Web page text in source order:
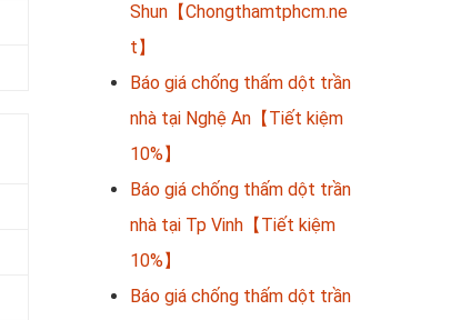
Shun【Chongthamtphcm.ne
t】
Báo giá chống thấm dột trần
nhà tại Nghệ An【Tiết kiệm
10%】
Báo giá chống thấm dột trần
nhà tại Tp Vinh【Tiết kiệm
10%】
Báo giá chống thấm dột trần